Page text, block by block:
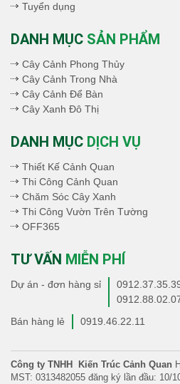
Tuyển dụng
DANH MỤC SẢN PHẨM
Cây Cảnh Phong Thủy
Cây Cảnh Trong Nhà
Cây Cảnh Để Bàn
Cây Xanh Đô Thị
DANH MỤC DỊCH VỤ
Thiết Kế Cảnh Quan
Thi Công Cảnh Quan
Chăm Sóc Cây Xanh
Thi Công Vườn Trên Tường
OFF365
TƯ VẤN MIỄN PHÍ
Dự án - đơn hàng sỉ
Bán hàng lẻ
0919.46.22.11
Công ty TNHH Kiến Trúc Cảnh Quan
MST: 0313482055 đăng ký lần đầu: 10/